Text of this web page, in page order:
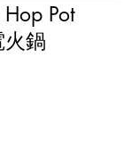
Pot​
鍋